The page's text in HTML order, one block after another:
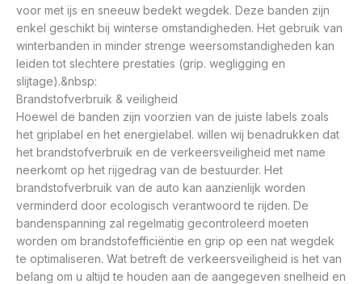
voor met ijs en sneeuw bedekt wegdek. Deze banden zijn
enkel geschikt bij winterse omstandigheden. Het gebruik van
winterbanden in minder strenge weersomstandigheden kan
leiden tot slechtere prestaties (grip. wegligging en
slijtage).&nbsp:
Brandstofverbruik & veiligheid
Hoewel de banden zijn voorzien van de juiste labels zoals
het griplabel en het energielabel. willen wij benadrukken dat
het brandstofverbruik en de verkeersveiligheid met name
neerkomt op het rijgedrag van de bestuurder. Het
brandstofverbruik van de auto kan aanzienlijk worden
verminderd door ecologisch verantwoord te rijden. De
bandenspanning zal regelmatig gecontroleerd moeten
worden om brandstofefficiëntie en grip op een nat wegdek
te optimaliseren. Wat betreft de verkeersveiligheid is het van
belang om u altijd te houden aan de aangegeven snelheid en